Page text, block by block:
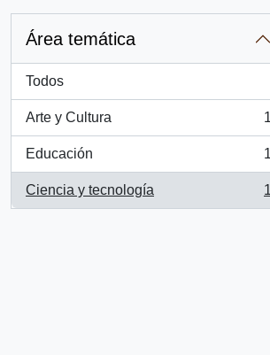
Área temática
Todos
Arte y Cultura
, 1 resultados
1
Educación
, 1 resultados
1
Ciencia y tecnología
, 1 resultados
1